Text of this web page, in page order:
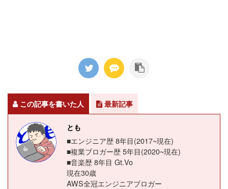
この記事を書いた人 最新記事
とも
■エンジニア歴 8年目(2017~現在)
■複業ブロガー歴 5年目(2020~現在)
■音楽歴 8年目 Gt.Vo
現在30歳
AWS全冠エンジニアブロガー